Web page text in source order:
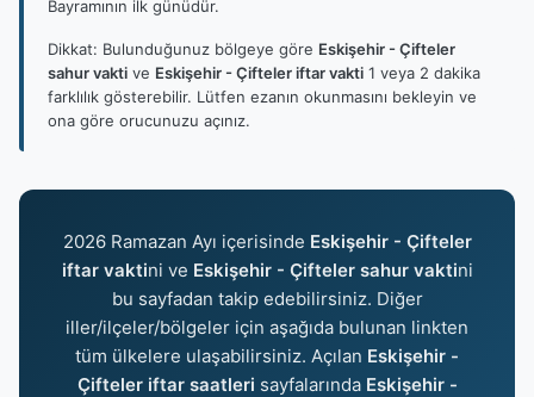
Bayramının ilk günüdür.
Dikkat: Bulunduğunuz bölgeye göre Eskişehir - Çifteler
sahur vakti ve Eskişehir - Çifteler iftar vakti 1 veya 2 dakika
farklılık gösterebilir. Lütfen ezanın okunmasını bekleyin ve
ona göre orucunuzu açınız.
2026 Ramazan Ayı içerisinde Eskişehir - Çifteler
iftar vaktini ve Eskişehir - Çifteler sahur vaktini
bu sayfadan takip edebilirsiniz. Diğer
iller/ilçeler/bölgeler için aşağıda bulunan linkten
tüm ülkelere ulaşabilirsiniz. Açılan Eskişehir -
Çifteler iftar saatleri sayfalarında Eskişehir -